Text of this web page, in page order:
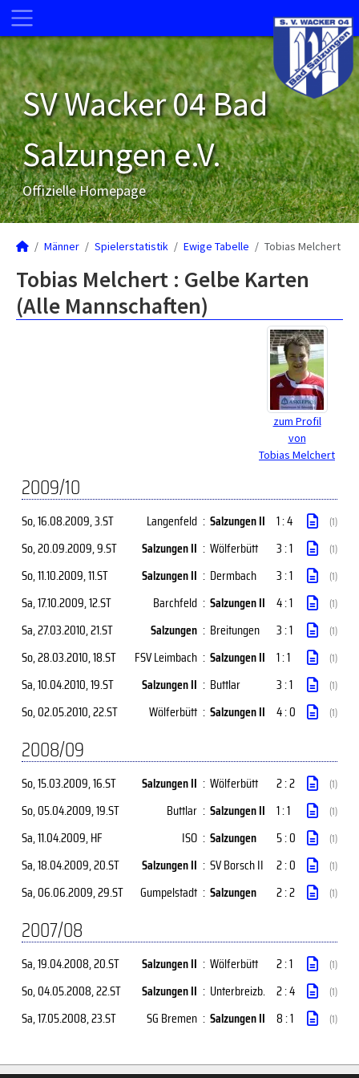
SV Wacker 04 Bad
Salzungen e.V.
Offizielle Homepage
Männer Spielerstatistik Ewige Tabelle Tobias Melchert
Tobias Melchert : Gelbe Karten
(Alle Mannschaften)
zum Profil
von
Tobias Melchert
2009/10
So, 16.08.2009, 3.ST Langenfeld : Salzungen II 1 : 4 (1)
So, 20.09.2009, 9.ST Salzungen II : Wölferbütt 3 : 1 (1)
So, 11.10.2009, 11.ST Salzungen II : Dermbach 3 : 1 (1)
Sa, 17.10.2009, 12.ST Barchfeld : Salzungen II 4 : 1 (1)
Sa, 27.03.2010, 21.ST Salzungen : Breitungen 3 : 1 (1)
So, 28.03.2010, 18.ST FSV Leimbach : Salzungen II 1 : 1 (1)
Sa, 10.04.2010, 19.ST Salzungen II : Buttlar 3 : 1 (1)
So, 02.05.2010, 22.ST Wölferbütt : Salzungen II 4 : 0 (1)
2008/09
So, 15.03.2009, 16.ST Salzungen II : Wölferbütt 2 : 2 (1)
So, 05.04.2009, 19.ST Buttlar : Salzungen II 1 : 1 (1)
Sa, 11.04.2009, HF ISO : Salzungen 5 : 0 (1)
Sa, 18.04.2009, 20.ST Salzungen II : SV Borsch II 2 : 0 (1)
Sa, 06.06.2009, 29.ST Gumpelstadt : Salzungen 2 : 2 (1)
2007/08
Sa, 19.04.2008, 20.ST Salzungen II : Wölferbütt 2 : 1 (1)
So, 04.05.2008, 22.ST Salzungen II : Unterbreizb. 2 : 4 (1)
Sa, 17.05.2008, 23.ST SG Bremen : Salzungen II 8 : 1 (1)